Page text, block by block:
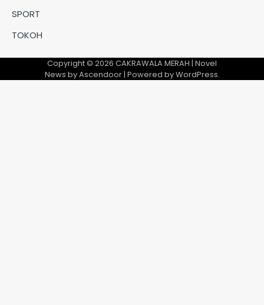
SPORT
TOKOH
Copyright © 2026 CAKRAWALA MERAH | Novel
News byAscendoor| Powered byWordPress.